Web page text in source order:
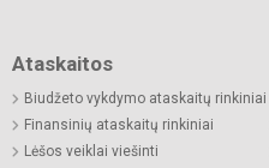
Ataskaitos
Biudžeto vykdymo ataskaitų rinkiniai
Finansinių ataskaitų rinkiniai
Lėšos veiklai viešinti